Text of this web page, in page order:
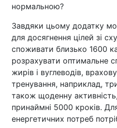
нормальною?
Завдяки цьому додатку
для досягнення цілей зі
споживати близько 1600
розрахувати оптимальне
жирів і вуглеводів,
тренування, наприклад,
також щоденну
принаймні 5000 кроків.
енергетичних потреб